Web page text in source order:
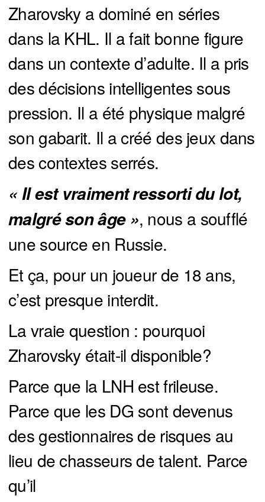
Zharovsky a dominé en séries
dans la KHL. Il a fait bonne figure
dans un contexte d’adulte. Il a pris
des décisions intelligentes sous
pression. Il a été physique malgré
son gabarit. Il a créé des jeux dans
des contextes serrés.
« Il est vraiment ressorti du lot,
malgré son âge », nous a soufflé
une source en Russie.
Et ça, pour un joueur de 18 ans,
c’est presque interdit.
La vraie question : pourquoi
Zharovsky était-il disponible?
Parce que la LNH est frileuse.
Parce que les DG sont devenus
des gestionnaires de risques au
lieu de chasseurs de talent. Parce
qu’il y a une peur constante du